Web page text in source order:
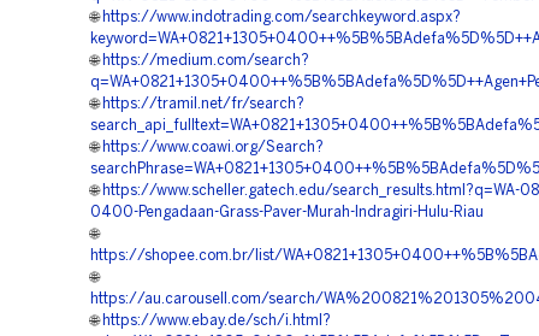
🌐 https://www.indotrading.com/searchkeyword.aspx?
🌐 https://medium.com/search?
🌐 https://tramil.net/fr/search?
🌐 https://www.coawi.org/Search?
🌐 https://www.scheller.gatech.edu/search_results.html?q=WA-
0400-Pengadaan-Grass-Paver-Murah-Indragiri-Hulu-Riau
🌐
https://shopee.com.br/list/
🌐
https://au.carousell.com/search/
🌐 https://www.ebay.de/sch/i.html?